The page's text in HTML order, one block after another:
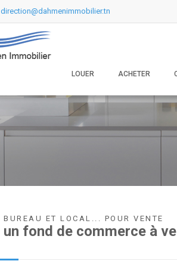
direction@dahmenimmobilier.tn
LOUER ACHETER
BUREAU ET LOCAL... POUR VENTE